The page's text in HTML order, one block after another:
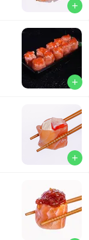
add
add
add